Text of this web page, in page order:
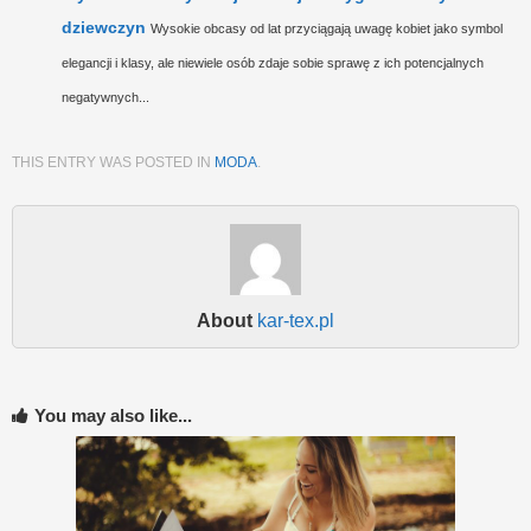
dziewczyn Wysokie obcasy od lat przyciągają uwagę kobiet jako symbol
elegancji i klasy, ale niewiele osób zdaje sobie sprawę z ich potencjalnych
negatywnych...
THIS ENTRY WAS POSTED IN MODA.
About kar-tex.pl
You may also like...